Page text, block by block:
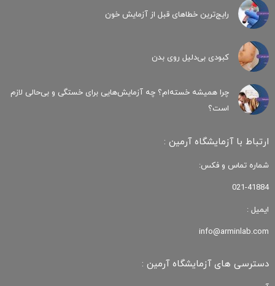
رایج‌ترین خطاهای قبل از آزمایش خون
کبودی‌ بی‌دلیل روی بدن
چرا همیشه خسته‌ام؟ چه آزمایش‌هایی برای خستگی و بی‌حالی لازم
است؟
ارتباط با آزمایشگاه آرمین :
شماره تماس و فکس:
021-41884
ایمیل :
info@arminlab.com
دسترسی های آزمایشگاه آرمین :